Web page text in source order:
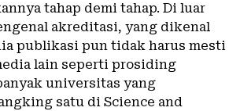
tahap demi tahap. Di luar
akreditasi, yang dikenal
publikasi pun tidak harus mesti
lain seperti prosiding
universitas yang
satu di Science and